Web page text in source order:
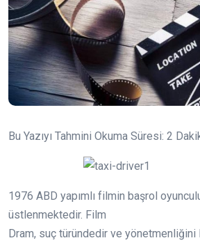
Bu Yazıyı Tahmini Okuma Süresi: 2
1976 ABD yapımlı filmin başrol
üstlenmektedir. Film
Dram, suç türündedir ve